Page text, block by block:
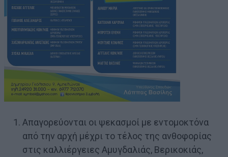
Απαγορεύονται οι ψεκασμοί με εντομοκτόνα
από την αρχή μέχρι το τέλος της ανθοφορίας
στις καλλιέργειες Αμυγδαλιάς, Βερικοκιάς,